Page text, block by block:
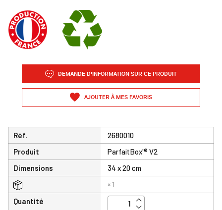
DEMANDE D'INFORMATION SUR CE PRODUIT
AJOUTER À MES FAVORIS
Réf.
2680010
Produit
ParfaitBox'® V2
Dimensions
34 x 20 cm
× 1
Quantité